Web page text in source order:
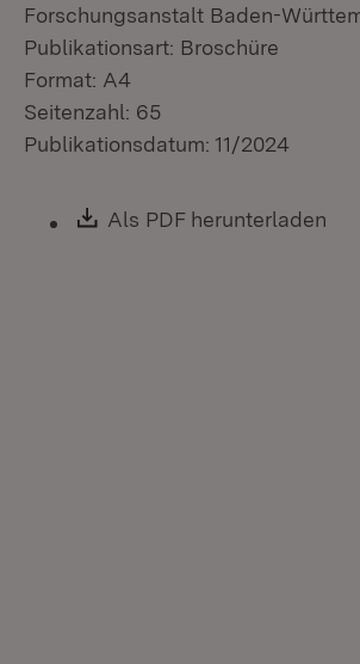
Forschungsanstalt Baden-
Publikationsart: Broschüre
Format: A4
Seitenzahl: 65
Publikationsdatum: 11/2024
Download:
Als PDF herunterladen